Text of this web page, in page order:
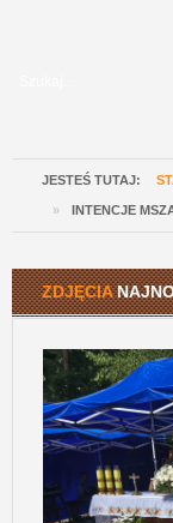
JESTEŚ TUTAJ:
» INTENCJE
ZDJĘCIA